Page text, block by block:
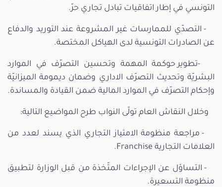
التونسي في إطار اتفاقيات تبادل تجاري حرّ.
- التصدّي للممارسات غير المشروعة عند التوريد والدفاع
عن الصادرات التونسية لدى الهياكل المختصة.
-تطوير حوكمة المهمة وتحسين التصرّف في الموارد
البشريّة وتحديث التصرّف الاداري وضمان ديمومة الميزانيّة
وإحكام التصرّف في الموارد المالية ضمن القيادة والمساندة.
وخلال النقاش العام تولّى النواب طرح المواضيع التالية:
- مراجعة منظومة الامتياز التجاري الذي يسند لعدد من
العلامات التجارية Franchise.
- التساؤل عن الإجراءات المتّخذة من قبل الوزارة لتطبيق
منظومة التسعيرة.